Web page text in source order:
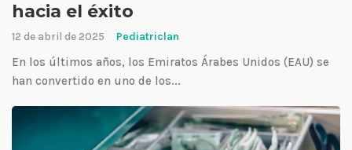
hacia el éxito
12 de abril de 2025 Pediatriclan
En los últimos años, los Emiratos Árabes Unidos (EAU) se
han convertido en uno de los...